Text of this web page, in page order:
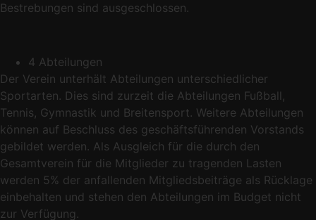
Bestrebungen sind ausgeschlossen.
4 Abteilungen
Der Verein unterhält Abteilungen unterschiedlicher
Sportarten. Dies sind zurzeit die Abteilungen Fußball,
Tennis, Gymnastik und Breitensport. Weitere Abteilungen
können auf Beschluss des geschäftsführenden Vorstands
gebildet werden. Als Ausgleich für die durch den
Gesamtverein für die Mitglieder zu tragenden Lasten
werden 5% der anfallenden Mitgliedsbeiträge als Rücklage
einbehalten und stehen den Abteilungen im Budget nicht
zur Verfügung.